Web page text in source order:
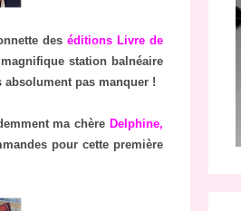
des éditions Livre de
station balnéaire
pas manquer !
ma chère Delphine,
pour cette première